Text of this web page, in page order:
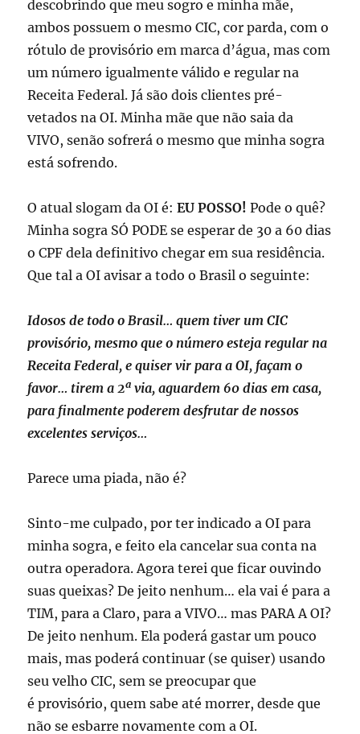
descobrindo que meu sogro e minha mãe,
ambos possuem o mesmo CIC, cor parda, com o
rótulo de provisório em marca d’água, mas com
um número igualmente válido e regular na
Receita Federal. Já são dois clientes pré-
vetados na OI. Minha mãe que não saia da
VIVO, senão sofrerá o mesmo que minha sogra
está sofrendo.
O atual slogam da OI é:EU POSSO! Pode o quê?
Minha sogra SÓ PODE se esperar de 30 a 60 dias
o CPF dela definitivo chegar em sua residência.
Que tal a OI avisar a todo o Brasil o seguinte:
Idosos de todo o Brasil… quem tiver um CIC
provisório, mesmo que o número esteja regular na
Receita Federal, e quiser vir para a OI, façam o
favor… tirem a 2ª via, aguardem 60 dias em casa,
para finalmente poderem desfrutar de nossos
excelentes serviços…
Parece uma piada, não é?
Sinto-me culpado, por ter indicado a OI para
minha sogra, e feito ela cancelar sua conta na
outra operadora. Agora terei que ficar ouvindo
suas queixas? De jeito nenhum… ela vai é para a
TIM, para a Claro, para a VIVO… mas PARA A OI?
De jeito nenhum. Ela poderá gastar um pouco
mais, mas poderá continuar (se quiser) usando
seu velho CIC, sem se preocupar que
é provisório, quem sabe até morrer, desde que
não se esbarre novamente com a OI.